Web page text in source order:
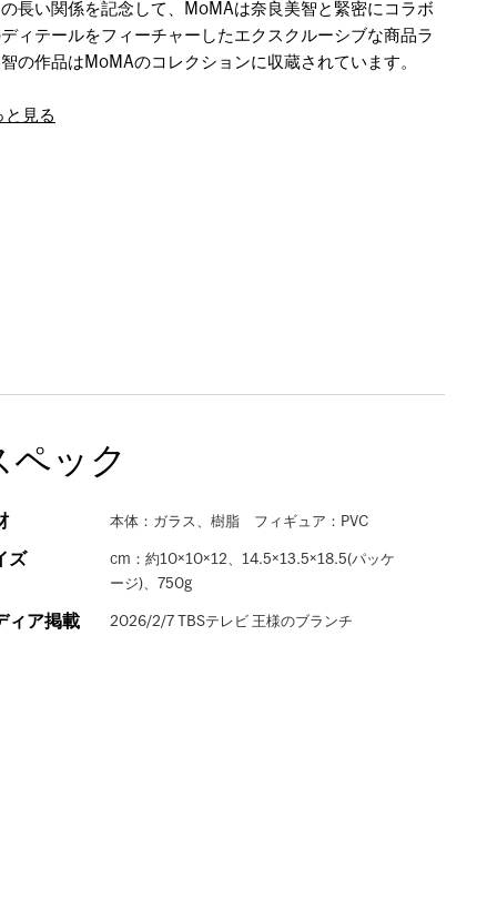
長い関係を記念して、MoMAは奈良美智と緊密にコラボ
ィテールをフィーチャーしたエクスクルーシブな商品ラ
の作品はMoMAのコレクションに収蔵されています。
と見る
ペック
本体：ガラス、樹脂 フィギュア：PVC
ズ
cm：約10×10×12、14.5×13.5×18.5(パッケ
ージ)、750g
ィア掲載 2026/2/7 TBSテレビ 王様のブランチ